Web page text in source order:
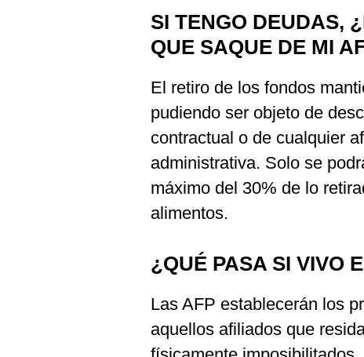
SI TENGO DEUDAS,
QUE SAQUE DE MI
El retiro de los fondos
pudiendo ser objeto de
contractual o de cualquier
administrativa. Solo se
máximo del 30% de lo
alimentos.
¿QUÉ PASA SI VIVO
Las AFP establecerán los
aquellos afiliados que